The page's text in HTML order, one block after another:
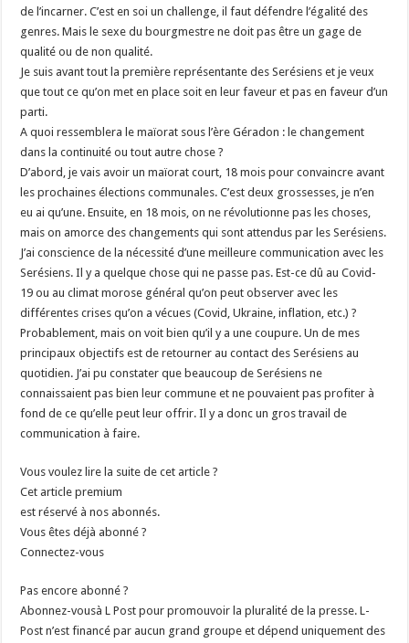
de l’incarner. C’est en soi un challenge, il faut défendre l’égalité des
genres. Mais le sexe du bourgmestre ne doit pas être un gage de
qualité ou de non qualité.
Je suis avant tout la première représentante des Serésiens et je veux
que tout ce qu’on met en place soit en leur faveur et pas en faveur d’un
parti.
A quoi ressemblera le maïorat sous l’ère Géradon : le changement
dans la continuité ou tout autre chose ?
D’abord, je vais avoir un maïorat court, 18 mois pour convaincre avant
les prochaines élections communales. C’est deux grossesses, je n’en
eu ai qu’une. Ensuite, en 18 mois, on ne révolutionne pas les choses,
mais on amorce des changements qui sont attendus par les Serésiens.
J’ai conscience de la nécessité d’une meilleure communication avec les
Serésiens. Il y a quelque chose qui ne passe pas. Est-ce dû au Covid-
19 ou au climat morose général qu’on peut observer avec les
différentes crises qu’on a vécues (Covid, Ukraine, inflation, etc.) ?
Probablement, mais on voit bien qu’il y a une coupure. Un de mes
principaux objectifs est de retourner au contact des Serésiens au
quotidien. J’ai pu constater que beaucoup de Serésiens ne
connaissaient pas bien leur commune et ne pouvaient pas profiter à
fond de ce qu’elle peut leur offrir. Il y a donc un gros travail de
communication à faire.
Vous voulez lire la suite de cet article ?
Cet article premium
est réservé à nos abonnés.
Vous êtes déjà abonné ?
Connectez-vous
Pas encore abonné ?
Abonnez-vousà L Post pour promouvoir la pluralité de la presse. L-
Post n’est financé par aucun grand groupe et dépend uniquement des